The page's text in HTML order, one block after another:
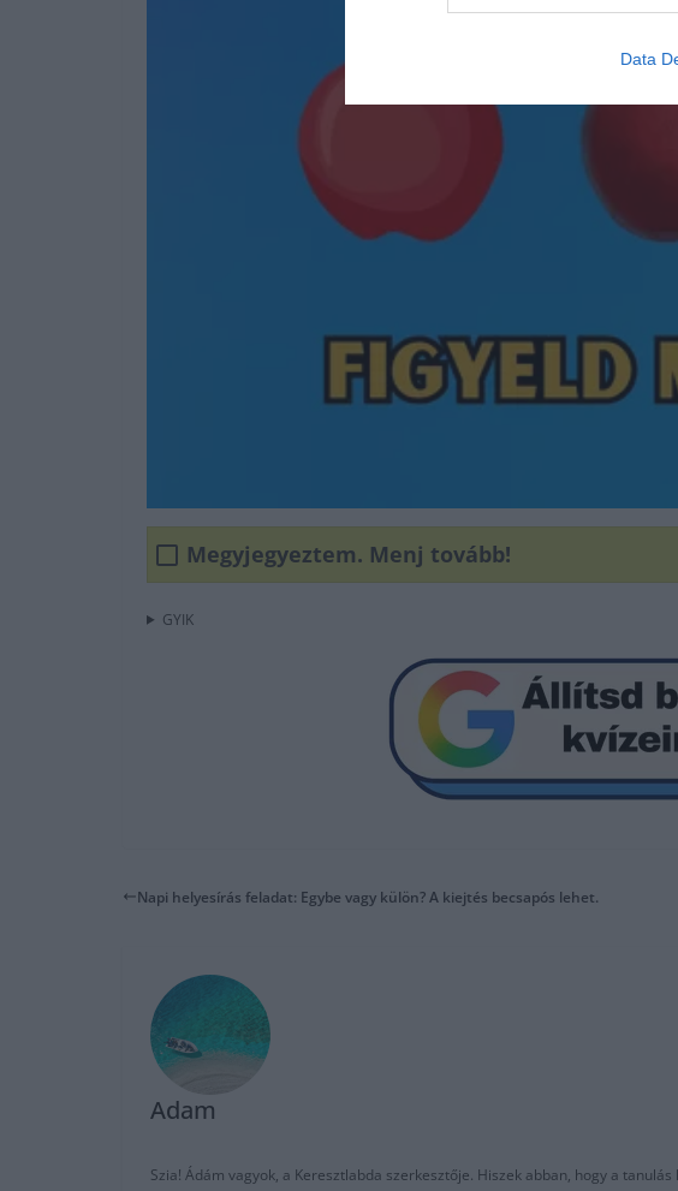
Data
Megyjegyeztem. Menj tovább!
GYIK
Napi helyesírás feladat: Egybe vagy külön? A kiejtés becsapós lehet.
Adam
Szia! Ádám vagyok, a Keresztlabda szerkesztője. Hiszek abban, hogy a